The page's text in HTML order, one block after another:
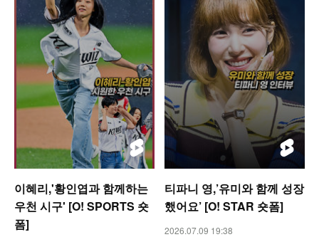
이혜리,'황인엽과 함께하는
우천 시구' [O! SPORTS 숏
폼]
티파니 영,’유미와 함께 성장
했어요’ [O! STAR 숏폼]
2026.07.09 19:38